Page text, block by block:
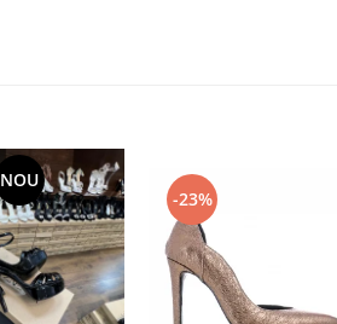
NOU
-23%